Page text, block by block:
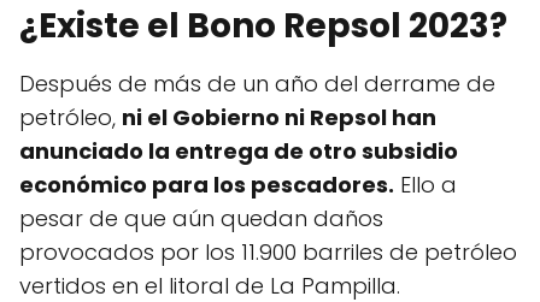
¿Existe el Bono Repsol 2023?
Después de más de un año del derrame de
petróleo, ni el Gobierno ni Repsol han
anunciado la entrega de otro subsidio
económico para los pescadores. Ello a
pesar de que aún quedan daños
provocados por los 11.900 barriles de petróleo
vertidos en el litoral de La Pampilla.